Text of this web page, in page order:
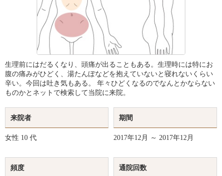
生理前にはだるくなり、頭痛が出ることもある。生理時には特にお
腹の痛みがひどく、湯たんぽなどを抱えていないと寝れないくらい
辛い。今回は吐き気もある。 年々ひどくなるのでなんとかならない
ものかとネットで検索して当院に来院。
来院者
女性 10 代
期間
2017年12月 ～ 2017年12月
頻度 通院回数